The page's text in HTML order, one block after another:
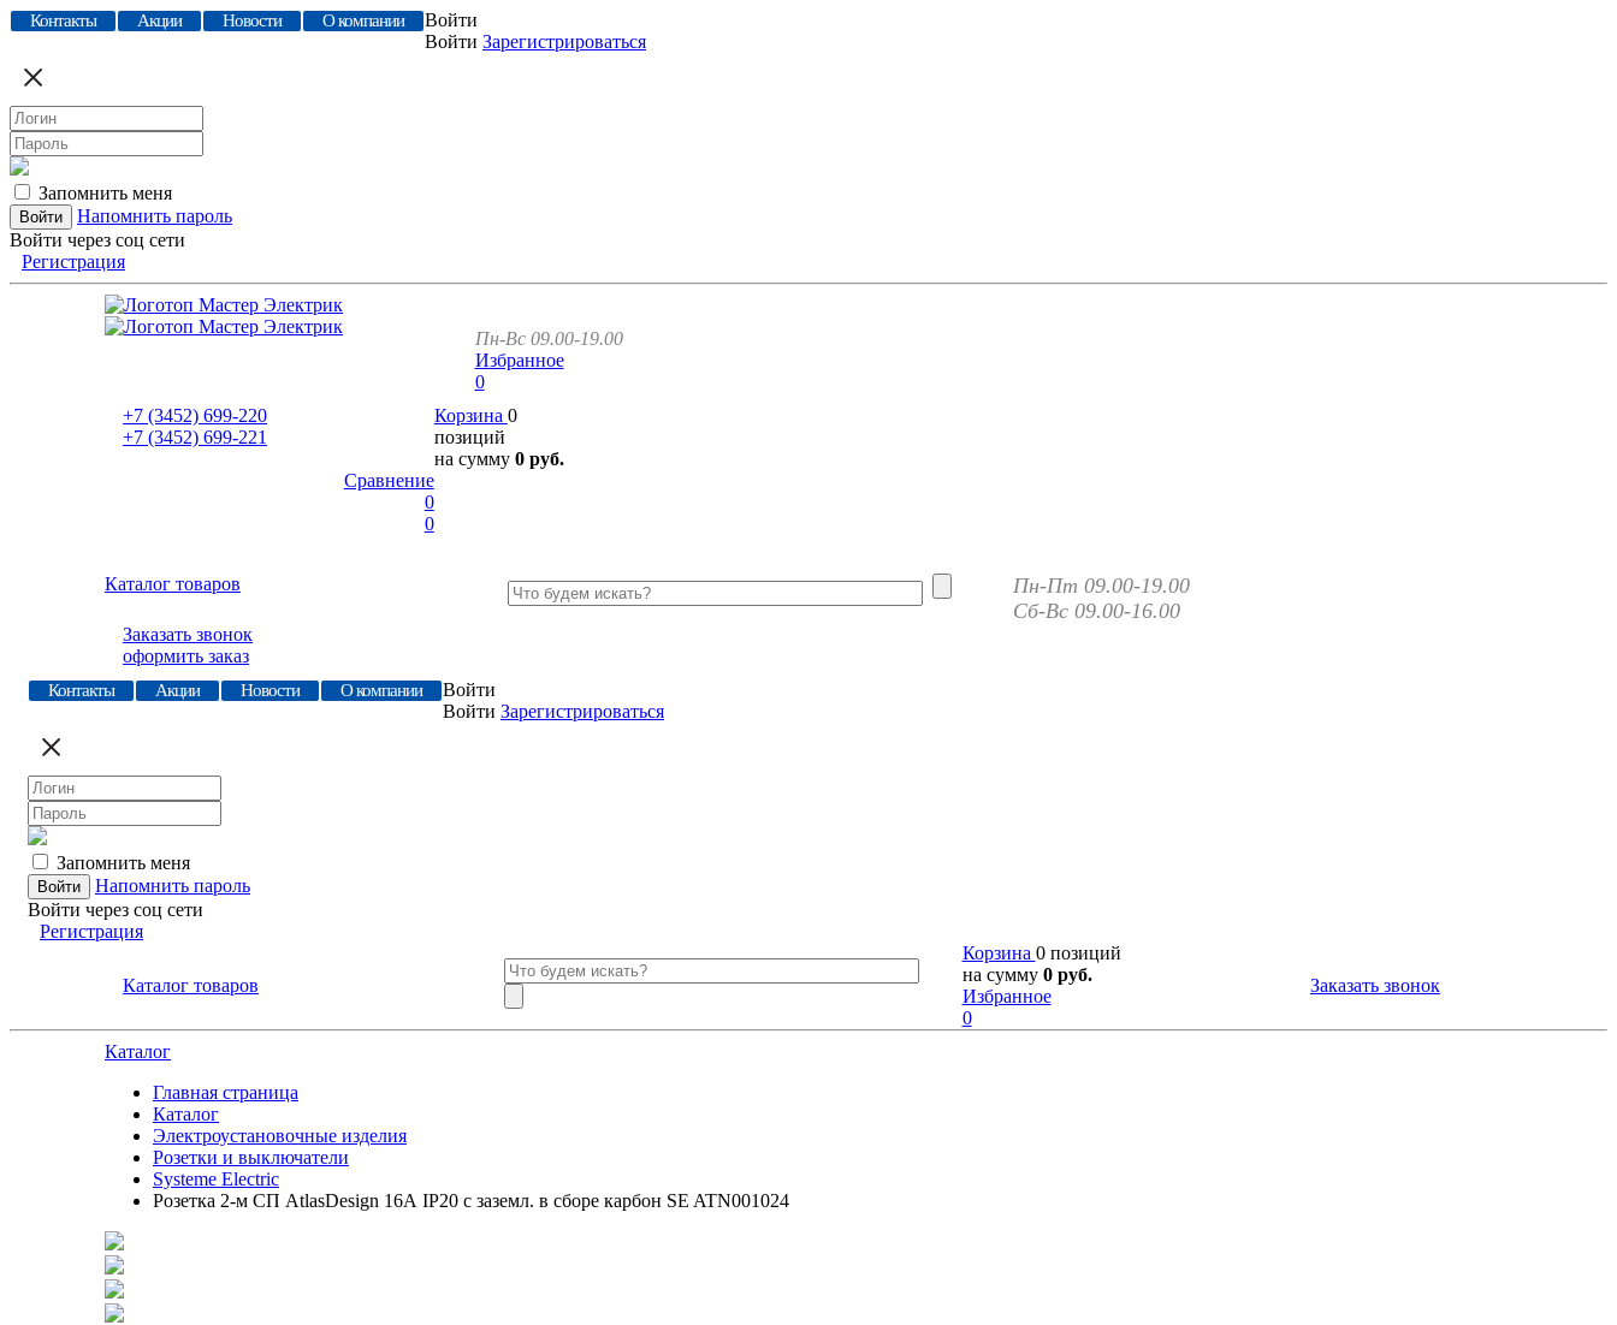
Контакты Акции Новости О компании
Войти
Войти Зарегистрироваться
Запомнить меня
Напомнить пароль
Войти через соц сети
Регистрация
Пн-Вс 09.00-19.00
Избранное
0
+7 (3452) 699-220
+7 (3452) 699-221
Корзина 0
позиций
на сумму 0 руб.
Сравнение
0
0
Каталог товаров
Пн-Пт 09.00-19.00
Сб-Вс 09.00-16.00
Заказать звонок
оформить заказ
Контакты Акции Новости О компании
Войти
Войти Зарегистрироваться
Запомнить меня
Напомнить пароль
Войти через соц сети
Регистрация
Каталог товаров
Корзина 0 позиций
на сумму 0 руб.
Избранное
0
Заказать звонок
Каталог
Главная страница
Каталог
Электроустановочные изделия
Розетки и выключатели
Systeme Electric
Розетка 2-м СП AtlasDesign 16А IP20 с заземл. в сборе карбон SE ATN001024